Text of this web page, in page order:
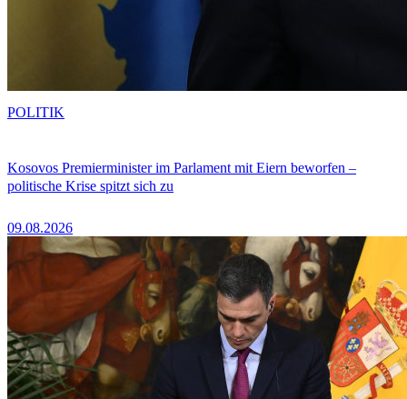
Kosovos Premierminister im Parlament mit Eiern beworfen –
politische Krise spitzt sich zu
09.08.2026
POLITIK